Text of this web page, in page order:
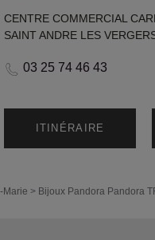
CENTRE COMMERCIAL
SAINT ANDRE LES
03 25 74 46 43
ITINÉRAIRE
Marie > Bijoux Pandora Pandora